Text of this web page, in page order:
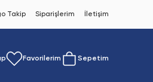
Takip Siparişlerim İletişim
Favorilerim Sepetim